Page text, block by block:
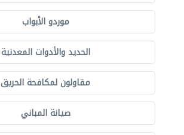
موردو الأبواب
الحديد والأدوات المعدنية
مقاولون لمكافحة الحريق
صيانة المباني